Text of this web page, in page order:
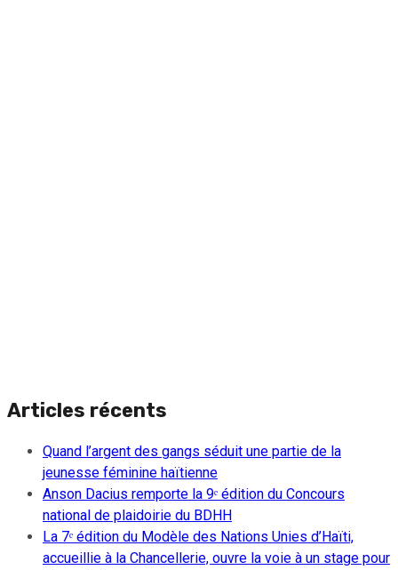
Articles récents
Quand l’argent des gangs séduit une partie de la
jeunesse féminine haïtienne
Anson Dacius remporte la 9ᵉ édition du Concours
national de plaidoirie du BDHH
La 7ᵉ édition du Modèle des Nations Unies d’Haïti,
accueillie à la Chancellerie, ouvre la voie à un stage pour